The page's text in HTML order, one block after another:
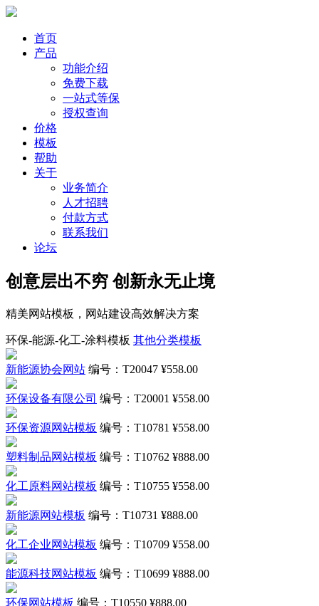
首页
产品
功能介绍
免费下载
一站式等保
授权查询
价格
模板
帮助
关于
业务简介
人才招聘
付款方式
联系我们
论坛
创意层出不穷 创新永无止境
精美网站模板，网站建设高效解决方案
环保-能源-化工-涂料模板 其他分类模板
新能源协会网站 编号：T20047 ¥558.00
环保设备有限公司 编号：T20001 ¥558.00
环保资源网站模板 编号：T10781 ¥558.00
塑料制品网站模板 编号：T10762 ¥888.00
化工原料网站模板 编号：T10755 ¥558.00
新能源网站模板 编号：T10731 ¥888.00
化工企业网站模板 编号：T10709 ¥558.00
能源科技网站模板 编号：T10699 ¥888.00
环保网站模板 编号：T10550 ¥888.00